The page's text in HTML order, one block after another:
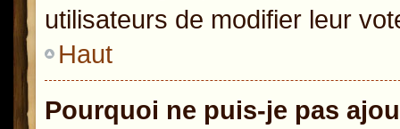
utilisateurs de modifier leur
Haut
Pourquoi ne puis-je pas